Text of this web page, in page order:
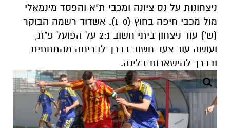
ניצחונות על נס ציונה ומכבי ת"א והפסד מינמאלי
מול מכבי חיפה בחוץ (1-0). אשדוד רשמה הבוקר
(ש') עוד ניצחון ביתי חשוב 2:1 על הפועל פ"ת,
ועושה עוד צעד חשוב בדרך לבריחה מהתחתית
ובדרך להישארות בליגה.